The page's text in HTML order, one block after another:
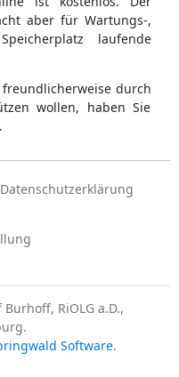
aber für Wartungs-,
laufende
durch
wollen, haben Sie
Datenschutzerklärung
RiOLG a.D.,
Software.